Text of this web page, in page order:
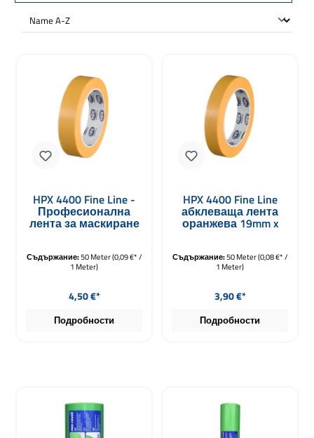
HPX 4400 Fine Line -
Професионална
лента за маскиране
24mm x 50m
Съдържание:50 Meter(0,09 €* /
1 Meter)
Редовна цена:
4,50 €*
Подробности
HPX 4400 Fine Line
абклеваща лента
оранжева 19mm x
Съдържание:50 Meter(0,08 €* /
1 Meter)
Редовна цена:
3,90 €*
Подробности